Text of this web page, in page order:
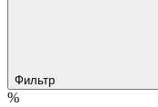
Фильтр
%